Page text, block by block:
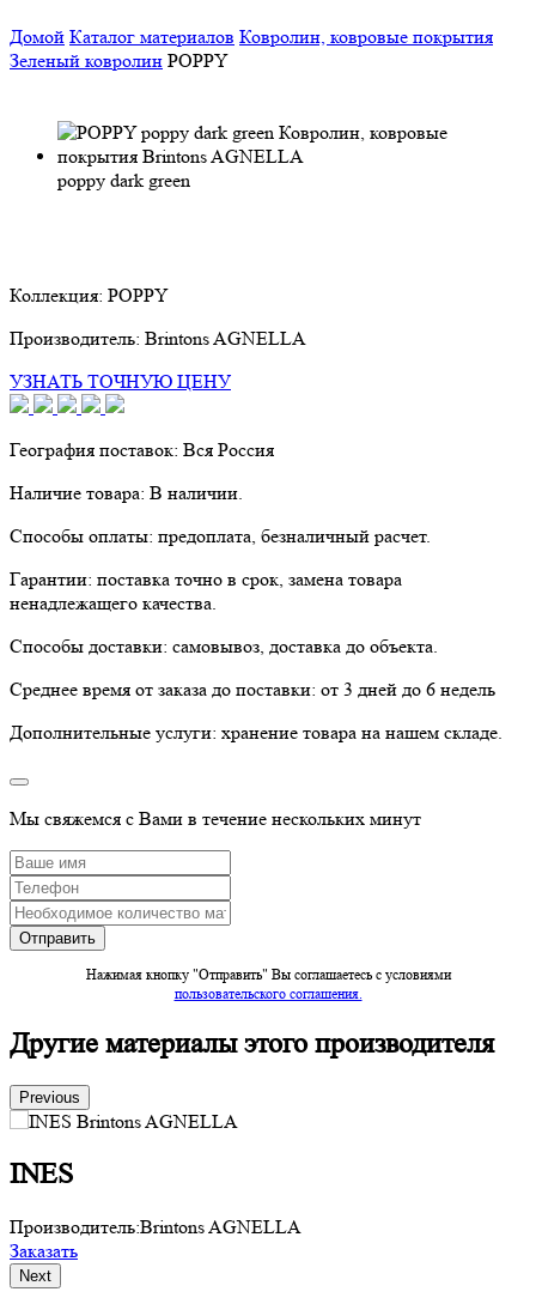
Домой Каталог материалов Ковролин, ковровые покрытия
Зеленый ковролин POPPY
poppy dark green
Коллекция: POPPY
Производитель: Brintons AGNELLA
УЗНАТЬ ТОЧНУЮ ЦЕНУ
География поставок: Вся Россия
Наличие товара: В наличии.
Способы оплаты: предоплата, безналичный расчет.
Гарантии: поставка точно в срок, замена товара
ненадлежащего качества.
Способы доставки: самовывоз, доставка до объекта.
Среднее время от заказа до поставки: от 3 дней до 6 недель
Дополнительные услуги: хранение товара на нашем складе.
Мы свяжемся с Вами в течение нескольких минут
Нажимая кнопку "Отправить" Вы соглашаетесь c условиями
пользовательского соглашения.
Другие материалы этого производителя
Previous
INES
Производитель:Brintons AGNELLA
Заказать
Next